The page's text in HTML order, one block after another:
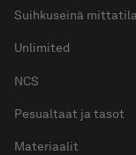
Suihkuseinä
Unlimited
NCS
Pesualtaat ja tasot
Materiaalit